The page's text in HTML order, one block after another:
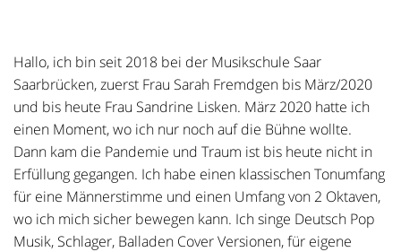
Hallo, ich bin seit 2018 bei der Musikschule Saar
Saarbrücken, zuerst Frau Sarah Fremdgen bis März/2020
und bis heute Frau Sandrine Lisken. März 2020 hatte ich
einen Moment, wo ich nur noch auf die Bühne wollte.
Dann kam die Pandemie und Traum ist bis heute nicht in
Erfüllung gegangen. Ich habe einen klassischen Tonumfang
für eine Männerstimme und einen Umfang von 2 Oktaven,
wo ich mich sicher bewegen kann. Ich singe Deutsch Pop
Musik, Schlager, Balladen Cover Versionen, für eigene